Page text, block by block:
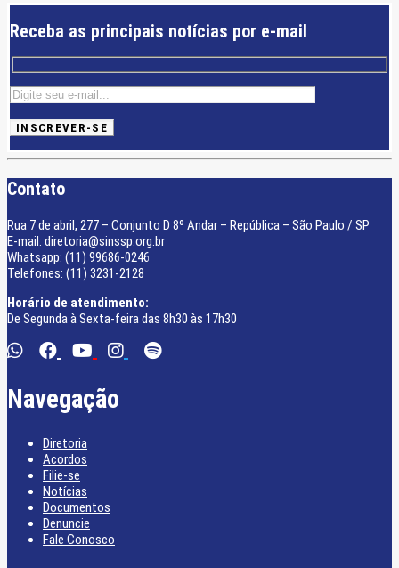
Receba as principais notícias por e-mail
Contato
Rua 7 de abril, 277 – Conjunto D 8º Andar – República – São Paulo / SP
E-mail: diretoria@sinssp.org.br
Whatsapp: (11) 99686-0246
Telefones: (11) 3231-2128
Horário de atendimento:
De Segunda à Sexta-feira das 8h30 às 17h30
Navegação
Diretoria
Acordos
Filie-se
Notícias
Documentos
Denuncie
Fale Conosco